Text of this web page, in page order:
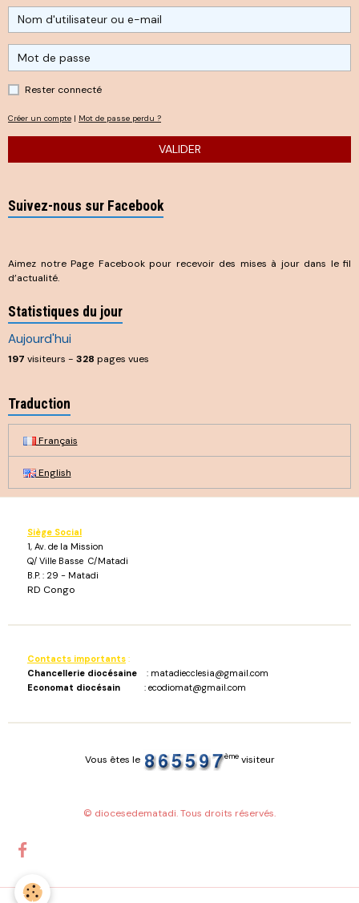
Rester connecté
Créer un compte | Mot de passe perdu ?
VALIDER
Suivez-nous sur Facebook
Aimez notre Page Facebook pour recevoir des mises à jour dans le fil
d’actualité.
Statistiques du jour
Aujourd'hui
197 visiteurs - 328 pages vues
Traduction
Français
English
Siège Social
1, Av. de la Mission
Q/ Ville Basse C/Matadi
B.P. : 29 - Matadi
RD Congo
Contacts importants :
Chancellerie diocésaine : matadiecclesia@gmail.com
Economat diocésain : ecodiomat@gmail.com
Vous êtes le èmevisiteur
© diocesedematadi. Tous droits réservés.